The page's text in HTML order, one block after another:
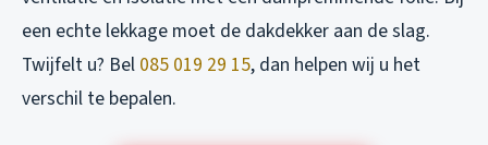
een echte lekkage moet de dakdekker aan de slag.
Twijfelt u? Bel 085 019 29 15, dan helpen wij u het
verschil te bepalen.